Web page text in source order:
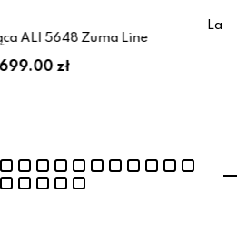
ALI 5648 Zuma Line
699.00 zł